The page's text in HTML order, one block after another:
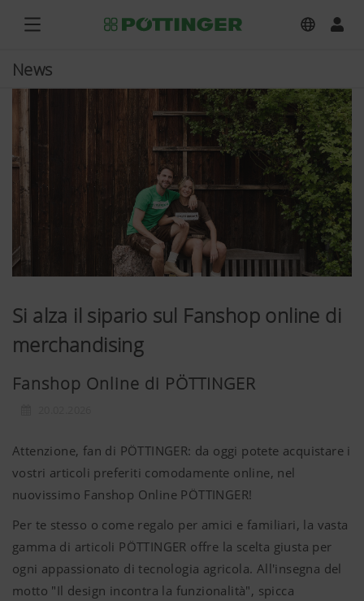
News
Si alza il sipario sul Fanshop online di
merchandising
Fanshop Online di PÖTTINGER
Attenzione, fan di PÖTTINGER: da oggi potete acquistare i
vostri articoli preferiti comodamente online, nel
nuovissimo Fanshop Online PÖTTINGER!
Per te stesso o come regalo per amici e familiari, la vasta
gamma di articoli PÖTTINGER offre la scelta giusta per
ogni appassionato di tecnologia agricola. All'insegna del
motto "Il design incontra la funzionalità", spicca